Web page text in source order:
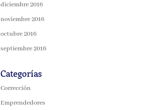
diciembre 2016
noviembre 2016
octubre 2016
septiembre 2016
Categorías
Corrección
Emprendedores